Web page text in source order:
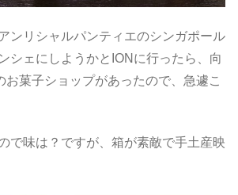
ンリシャルパンティエのシンガポール
シェにしようかとIONに行ったら、向
お菓子ショップがあったので、急遽こ
で味は？ですが、箱が素敵で手土産映